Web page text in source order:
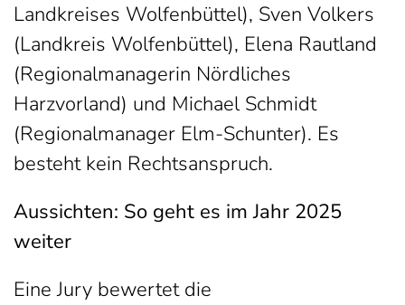
Landkreises Wolfenbüttel), Sven Volkers
(Landkreis Wolfenbüttel), Elena Rautland
(Regionalmanagerin Nördliches
Harzvorland) und Michael Schmidt
(Regionalmanager Elm-Schunter). Es
besteht kein Rechtsanspruch.
Aussichten: So geht es im Jahr 2025
weiter
Eine Jury bewertet die